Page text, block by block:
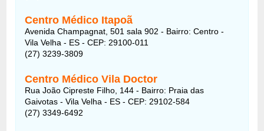
Centro Médico Itapoã
Avenida Champagnat, 501 sala 902 - Bairro: Centro -
Vila Velha - ES - CEP: 29100-011
(27) 3239-3809
Centro Médico Vila Doctor
Rua João Cipreste Filho, 144 - Bairro: Praia das
Gaivotas - Vila Velha - ES - CEP: 29102-584
(27) 3349-6492